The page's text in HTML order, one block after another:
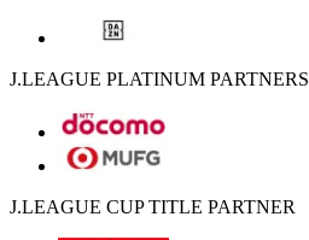
J.LEAGUE PLATINUM PARTNERS
J.LEAGUE CUP TITLE PARTNER